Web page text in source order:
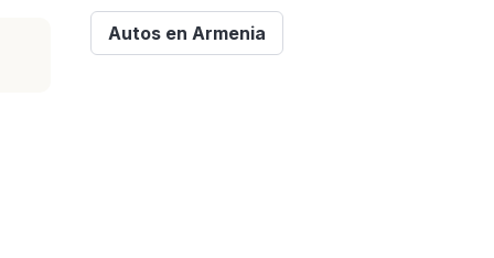
Autos en Armenia